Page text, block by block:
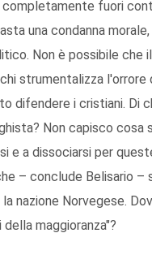
completamente fuori
una condanna
Non è possibile che
strumentalizza l'orrore
difendere i cristiani. Di
Non capisco cosa
e a dissociarsi per
– conclude Belisario –
nazione Norvegese.
maggioranza"?